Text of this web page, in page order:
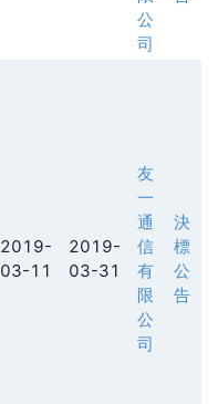
公
司
2019-
03-11
2019-
03-31
友
一
通
信
有
限
公
司
決
標
公
告